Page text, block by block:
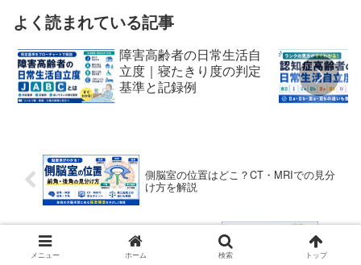
よく読まれている記事
障害高齢者の日常生活自
立度｜寝たきり度の判定
基準と記録例
側脳室の位置はどこ？CT・MRIでの見分
け方を解説
剣状突起の触診方法｜位置の見つけ方と
押さない注意点
メニュー ホーム 検索 トップ